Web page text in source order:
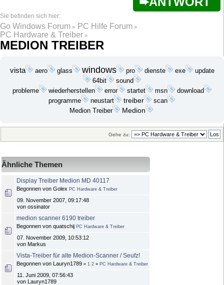
Go Windows Forum » PC Hilfe Forum »
PC Hardware & Treiber »
MEDION TREIBER
vista aero glass windows pro dienste exe update
64bit sound
probleme wiederherstellen error startet msn
download
programme
neustart treiber scan
Medion Treiber Medion
Gehe zu:
Ähnliche Themen
Display Treiber Medion MD 40117
Begonnen von Golex PC Hardware & Treiber
09. November 2007, 09:17:48
von ossinator
medion scanner 6190 treiber
Begonnen von quatschij PC Hardware & Treiber
07. November 2009, 10:53:12
von Markus
Vista-Treiber für alte Medion-Scanner / Seufz!
Begonnen von Lauryn1789 « 1 2 » PC Hardware & Treiber
11. Juni 2009, 07:56:43
von Lauryn1789